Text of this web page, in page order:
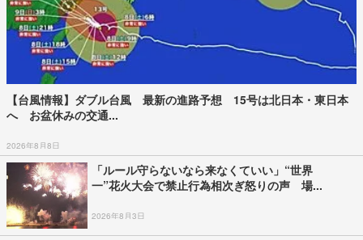
【台風情報】ダブル台風 最新の進路予想 15号は北日本・東日本
へ お盆休みの交通...
2026年8月8日
「ルール守らないなら来なくていい」“世界
一”花火大会で禁止行為相次ぎ怒りの声 場...
2026年8月3日